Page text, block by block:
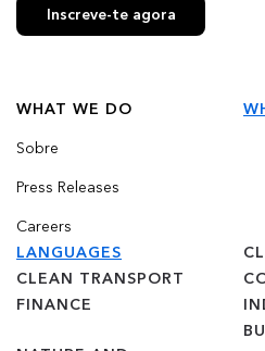
WHAT WE DO
Sobre
Press Releases
Careers
LANGUAGES
CLEAN TRANSPORT
FINANCE
Inscreve-te agora